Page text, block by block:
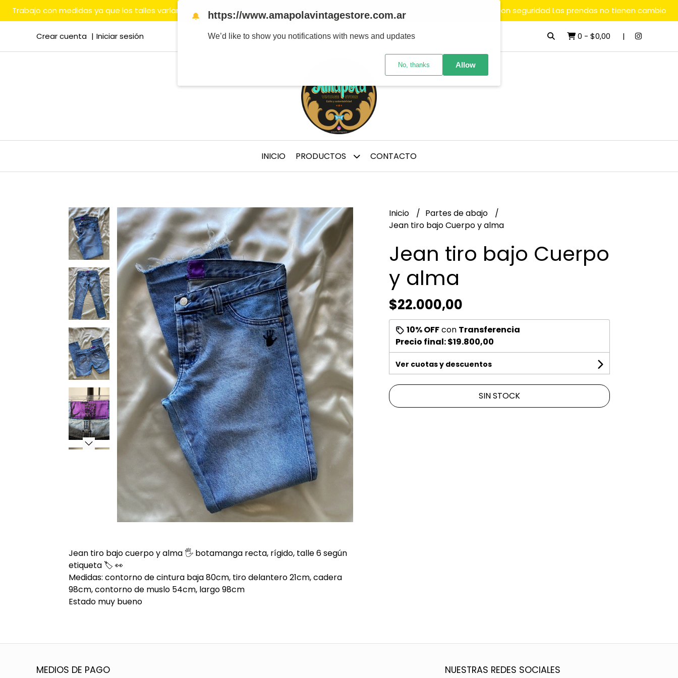
Trabajo con medidas ya que los talles varían mucho entre marcas y/ épocas de confección, te aconsejo medirte para comprar con seguridad Las prendas no tienen cambio
Crear cuenta Iniciar sesión 0 - $0,00
INICIO PRODUCTOS CONTACTO
Jean tiro bajo cuerpo y alma 🖐️ botamanga recta, rígido, talle 6 según
etiqueta 🏷️ 👀
Medidas: contorno de cintura baja 80cm, tiro delantero 21cm, cadera
98cm, contorno de muslo 54cm, largo 98cm
Estado muy bueno
Inicio
Partes de abajo
Jean tiro bajo Cuerpo y alma
Jean tiro bajo Cuerpo
y alma
$22.000,00
10% OFFcon Transferencia
Precio final:$19.800,00
Ver cuotas y descuentos
SIN STOCK
MEDIOS DE PAGO NUESTRAS REDES SOCIALES
🔔 https://www.amapolavintagestore.com.ar
We’d like to show you notifications with news and updates
No, thanks Allow